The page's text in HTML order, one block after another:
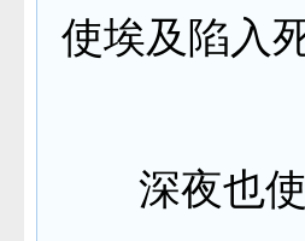
使埃及陷入
深夜也